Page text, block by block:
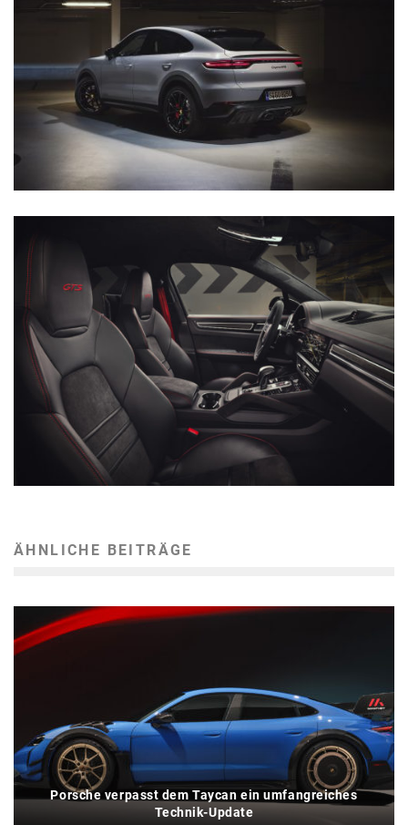
ÄHNLICHE BEITRÄGE
Porsche verpasst dem Taycan ein umfangreiches
Technik-Update